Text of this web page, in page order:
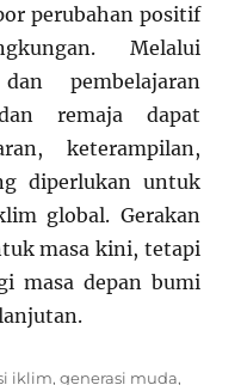
perubahan positif
Melalui
pembelajaran
remaja dapat
keterampilan,
diperlukan untuk
global. Gerakan
masa kini, tetapi
masa depan bumi
iklim,generasi muda,